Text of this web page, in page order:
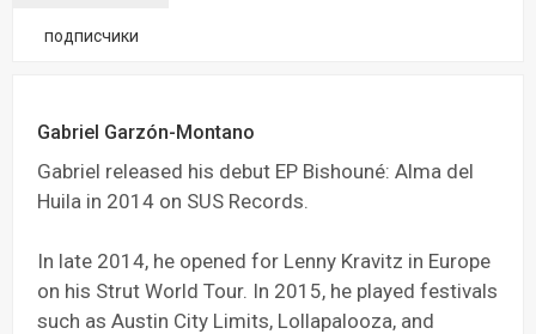
подписчики
Gabriel Garzón-Montano
Gabriel released his debut EP Bishouné: Alma del
Huila in 2014 on SUS Records.
In late 2014, he opened for Lenny Kravitz in Europe
on his Strut World Tour. In 2015, he played festivals
such as Austin City Limits, Lollapalooza, and